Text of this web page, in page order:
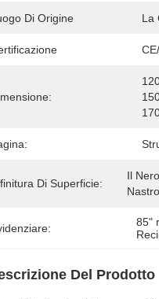
Di Origine La
Di Superficie:
Il
85"
Del Prodotto